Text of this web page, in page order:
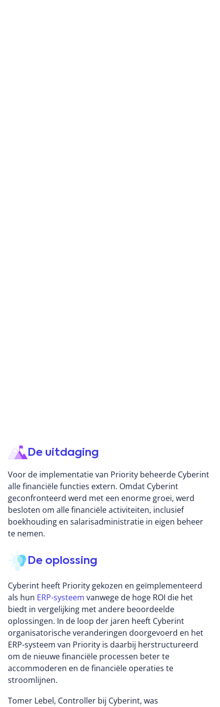
waardoor organisaties een volledig en geïntegreerd
Door middel van autonome ontdekking van alle
externe digitale middelen, in combinatie met
informatie uit het open, deep & dark web, kunnen
cyberbeveiligingsteams hun bekende en onbekende
digitale risico's eerder opsporen. Cyberint heeft
wereldwijd klanten, waaronder Fortune 500-bedrijven
uit alle belangrijke marktsegmenten. Deze klanten
vertrouwen op Cyberint om hen te helpen bij het
voorkomen, opsporen, onderzoeken en verhelpen van
diverse cyberdreigingen zoals phishing, fraude,
ransomware, merkmisbruik, datalekken en externe
kwetsbaarheden. Op deze manier zorgt Cyberint voor
een continue externe bescherming tegen
cyberdreigingen.
De uitdaging
Voor de implementatie van Priority beheerde Cyberint
alle financiële functies extern. Omdat Cyberint
geconfronteerd werd met een enorme groei, werd
besloten om alle financiële activiteiten, inclusief
boekhouding en salarisadministratie in eigen beheer
te nemen.
De oplossing
Cyberint heeft Priority gekozen en geïmplementeerd
als hun ERP-systeem vanwege de hoge ROI die het
biedt in vergelijking met andere beoordeelde
oplossingen. In de loop der jaren heeft Cyberint
organisatorische veranderingen doorgevoerd en het
ERP-systeem van Priority is daarbij herstructureerd
om de nieuwe financiële processen beter te
accommoderen en de financiële operaties te
stroomlijnen.
Tomer Lebel, Controller bij Cyberint, was